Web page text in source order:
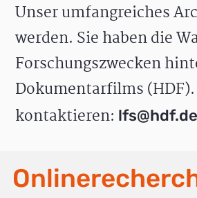
Unser umfangreiches
werden. Sie haben die
Forschungszwecken
Dokumentarfilms
kontaktieren: lfs@hdf.de